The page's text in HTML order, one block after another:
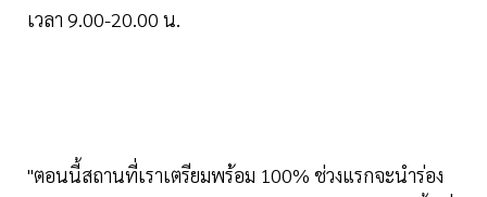
เวลา 9.00-20.00 น.
"ตอนนี้สถานที่เราเตรียมพร้อม 100% ช่วงแรกจะนำร่อง